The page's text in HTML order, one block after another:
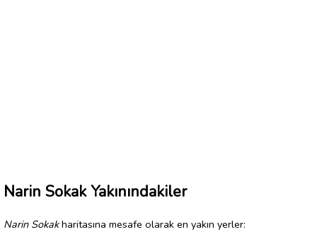
Narin Sokak Yakınındakiler
Narin Sokakharitasına mesafe olarak en yakın yerler: